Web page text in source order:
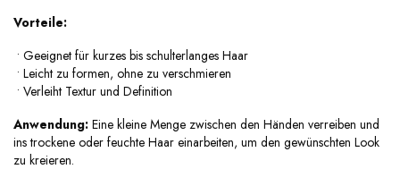
Vorteile:
• Geeignet für kurzes bis schulterlanges Haar
• Leicht zu formen, ohne zu verschmieren
• Verleiht Textur und Definition
Anwendung: Eine kleine Menge zwischen den Händen verreiben und
ins trockene oder feuchte Haar einarbeiten, um den gewünschten Look
zu kreieren.